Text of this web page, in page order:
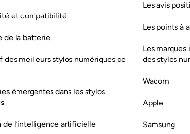
et compatibilité
de la batterie
des meilleurs stylos numériques de
émergentes dans les stylos
de l’intelligence artificielle
Les avis
Les points à
Les
des stylos
Wacom
Apple
Samsung